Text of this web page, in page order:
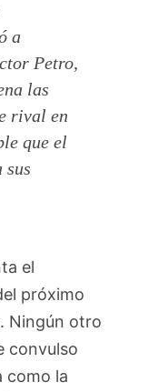
a
Petro,
las
rival en
que el
sus
el
próximo
Ningún otro
convulso
como la